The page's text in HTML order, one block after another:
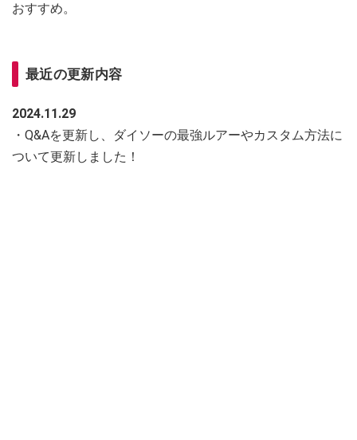
おすすめ。
最近の更新内容
2024.11.29
・Q&Aを更新し、ダイソーの最強ルアーやカスタム方法に
ついて更新しました！